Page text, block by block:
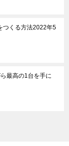
つくる方法2022年5
最高の1台を手に